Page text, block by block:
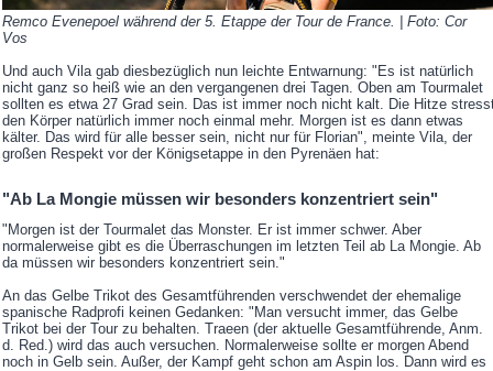
Remco Evenepoel während der 5. Etappe der Tour de France. | Foto: Cor
Vos
Und auch Vila gab diesbezüglich nun leichte Entwarnung: "Es ist natürlich
nicht ganz so heiß wie an den vergangenen drei Tagen. Oben am Tourmalet
sollten es etwa 27 Grad sein. Das ist immer noch nicht kalt. Die Hitze
den Körper natürlich immer noch einmal mehr. Morgen ist es dann etwas
kälter. Das wird für alle besser sein, nicht nur für Florian", meinte Vila, der
großen Respekt vor der Königsetappe in den Pyrenäen hat:
"Ab La Mongie müssen wir besonders konzentriert sein"
"Morgen ist der Tourmalet das Monster. Er ist immer schwer. Aber
normalerweise gibt es die Überraschungen im letzten Teil ab La Mongie. Ab
da müssen wir besonders konzentriert sein."
An das Gelbe Trikot des Gesamtführenden verschwendet der ehemalige
spanische Radprofi keinen Gedanken: "Man versucht immer, das Gelbe
Trikot bei der Tour zu behalten. Traeen (der aktuelle Gesamtführende, Anm.
d. Red.) wird das auch versuchen. Normalerweise sollte er morgen Abend
noch in Gelb sein. Außer, der Kampf geht schon am Aspin los. Dann wird es